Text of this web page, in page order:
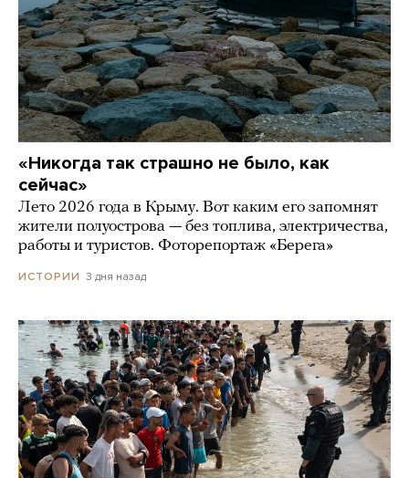
«Никогда так страшно не было, как
сейчас»
Лето 2026 года в Крыму. Вот каким его запомнят
жители полуострова — без топлива, электричества,
работы и туристов. Фоторепортаж «Берега»
ИСТОРИИ 3 дня назад